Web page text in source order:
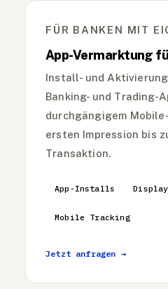
FÜR BANKEN MIT
App-Vermarktung
Install- und
Banking- und Trading-
durchgängigem
ersten Impression bis
Transaktion.
App-Installs
Mobile Tracking
Jetzt anfragen →